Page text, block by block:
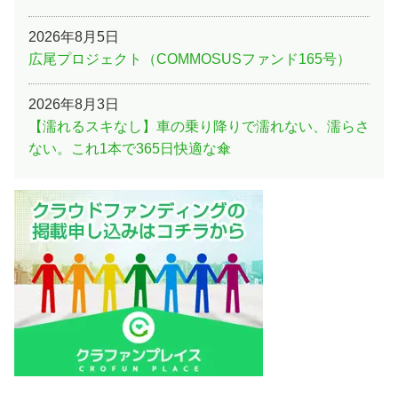
2026年8月5日
広尾プロジェクト（COMMOSUSファンド165号）
2026年8月3日
【濡れるスキなし】車の乗り降りで濡れない、濡らさ
ない。これ1本で365日快適な傘